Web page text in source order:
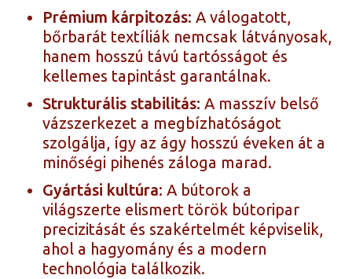
Prémium kárpitozás: A válogatott,
bőrbarát textíliák nemcsak látványosak,
hanem hosszú távú tartósságot és
kellemes tapintást garantálnak.
Strukturális stabilitás: A masszív belső
vázszerkezet a megbízhatóságot
szolgálja, így az ágy hosszú éveken át a
minőségi pihenés záloga marad.
Gyártási kultúra: A bútorok a
világszerte elismert török bútoripar
precizitását és szakértelmét képviselik,
ahol a hagyomány és a modern
technológia találkozik.